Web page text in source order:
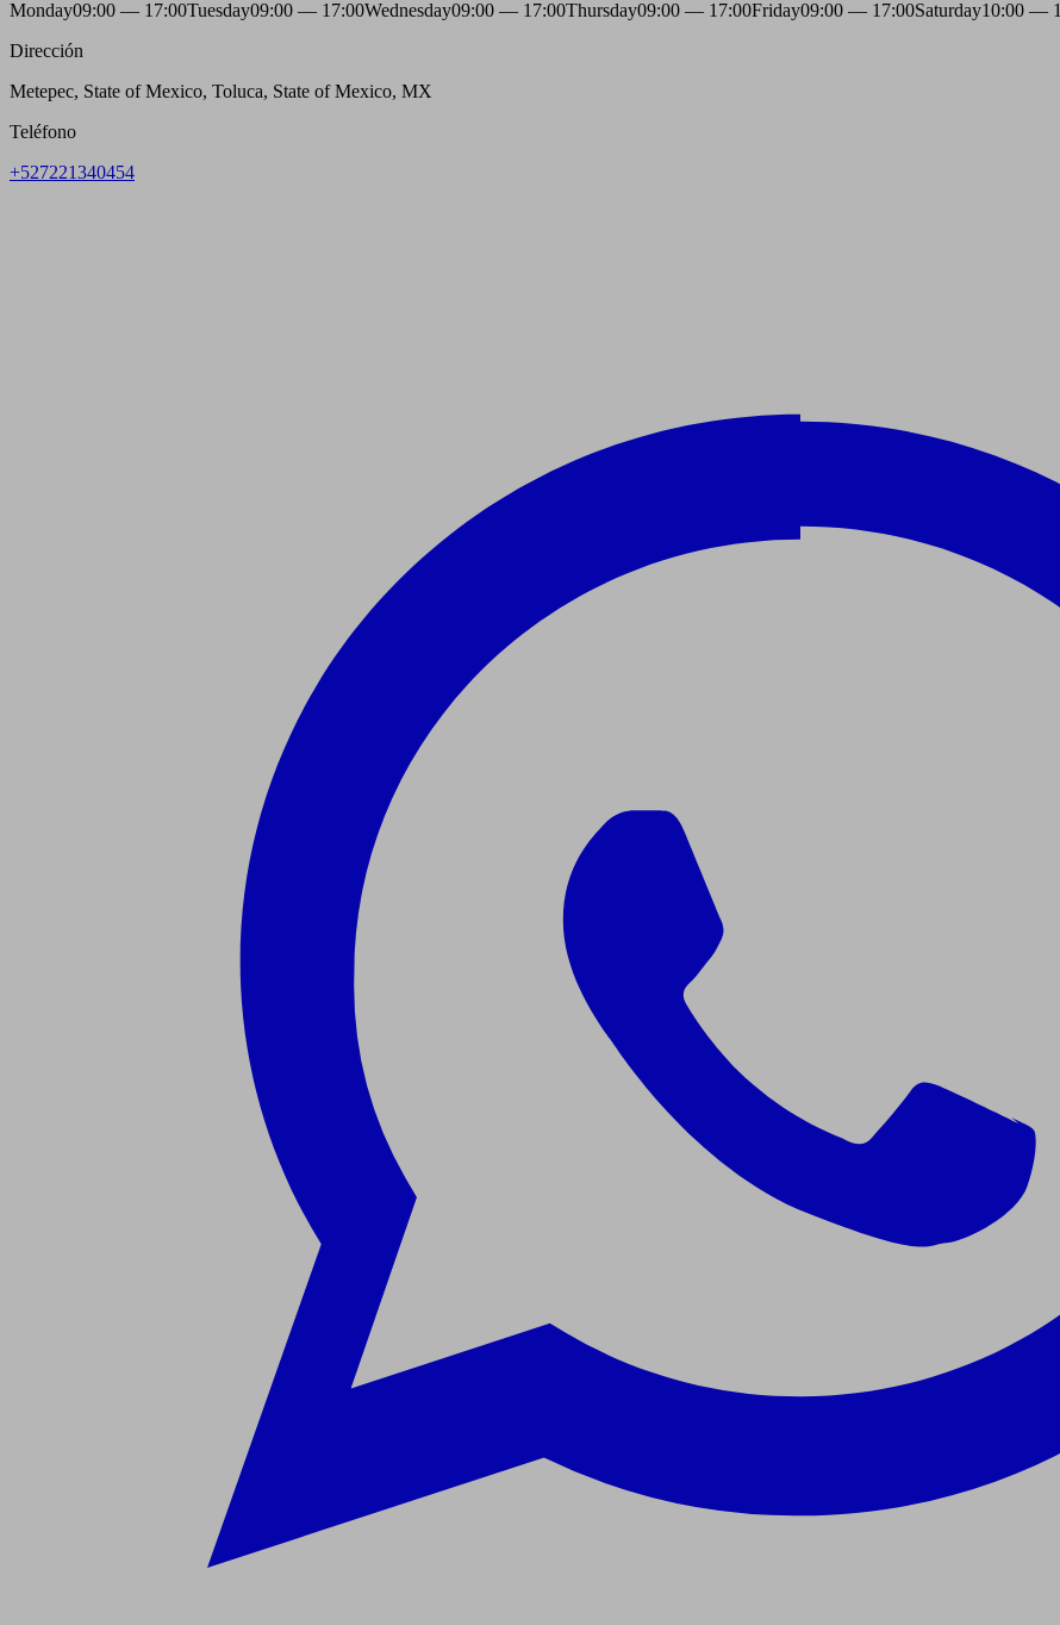
Monday09:00 — 17:00Tuesday09:00 — 17:00Wednesday09:00 — 17:00Thursday09:00 — 17:00Friday09:00 — 17:00Saturday10:00 —
Dirección
Metepec, State of Mexico, Toluca, State of Mexico, MX
Teléfono
+527221340454